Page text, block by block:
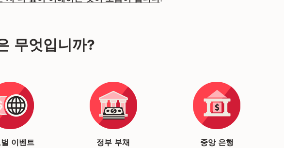
무엇입니까?
이벤트 정부 부채 중앙 은행